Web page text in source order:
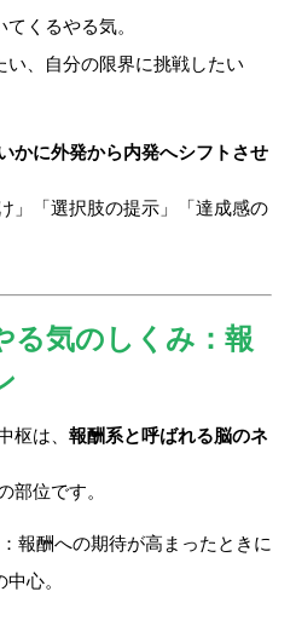
くるやる気。
、自分の限界に挑戦したい
かに外発から内発へシフトさせ
」「選択肢の提示」「達成感の
る気のしくみ：報
枢は、 報酬系と呼ばれる脳のネ
部位です。
：報酬への期待が高まったときに
心。